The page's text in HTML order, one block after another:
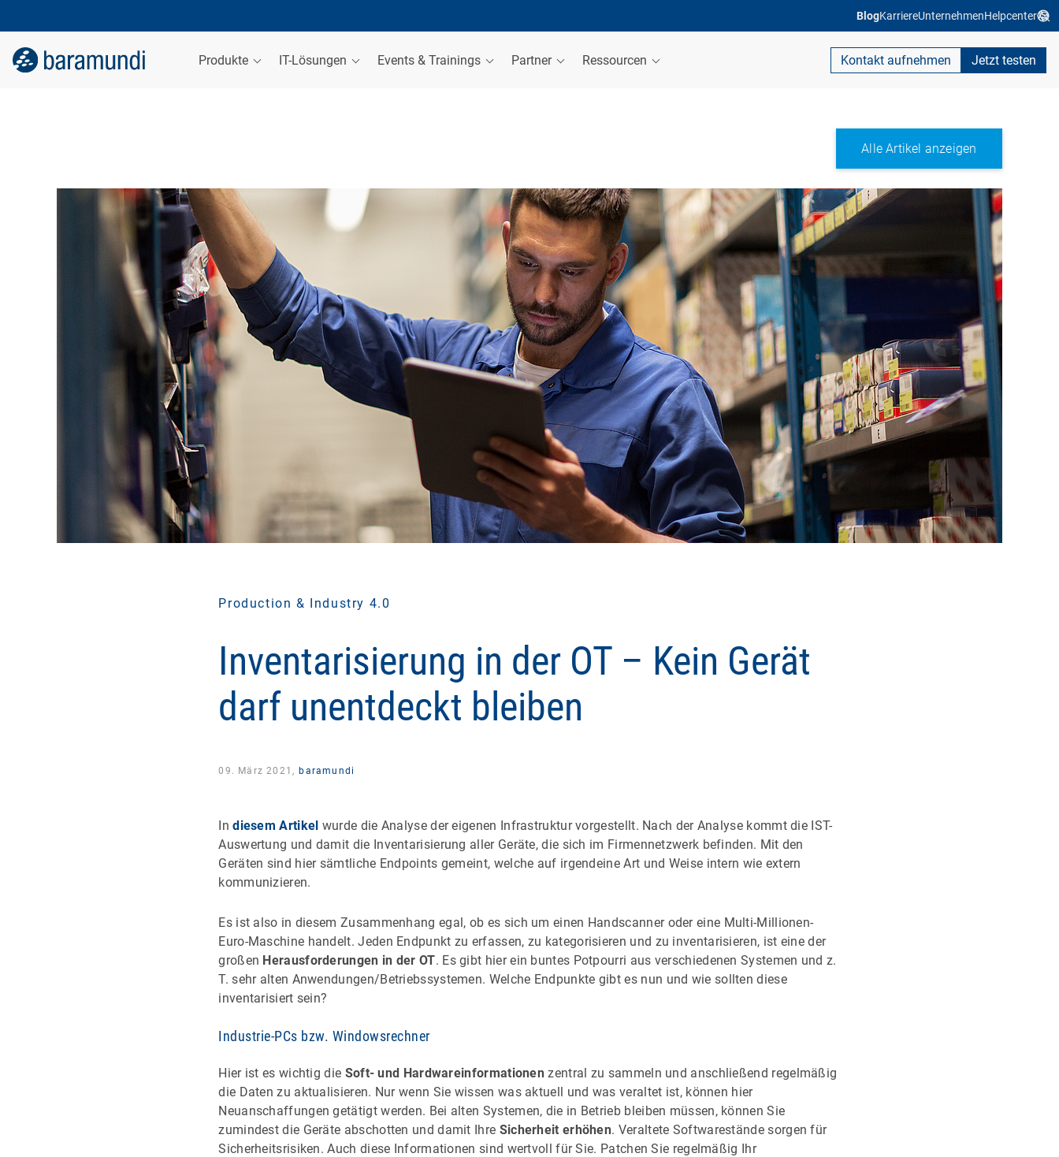
BlogKarriereUnternehmenHelpcenter
Produkte IT-Lösungen Events & Trainings Partner Ressourcen Kontakt aufnehmen Jetzt testen
Alle Artikel anzeigen
Production & Industry 4.0
Inventarisierung in der OT – Kein Gerät
darf unentdeckt bleiben
09. März 2021, baramundi
Indiesem Artikel wurde die Analyse der eigenen Infrastruktur vorgestellt. Nach der Analyse kommt die IST-
Auswertung und damit die Inventarisierung aller Geräte, die sich im Firmennetzwerk befinden. Mit den
Geräten sind hier sämtliche Endpoints gemeint, welche auf irgendeine Art und Weise intern wie extern
kommunizieren.
Es ist also in diesem Zusammenhang egal, ob es sich um einen Handscanner oder eine Multi-Millionen-
Euro-Maschine handelt. Jeden Endpunkt zu erfassen, zu kategorisieren und zu inventarisieren, ist eine der
großen Herausforderungen in der OT. Es gibt hier ein buntes Potpourri aus verschiedenen Systemen und z.
T. sehr alten Anwendungen/Betriebssystemen. Welche Endpunkte gibt es nun und wie sollten diese
inventarisiert sein?
Industrie-PCs bzw. Windowsrechner
Hier ist es wichtig die Soft- und Hardwareinformationen zentral zu sammeln und anschließend regelmäßig
die Daten zu aktualisieren. Nur wenn Sie wissen was aktuell und was veraltet ist, können hier
Neuanschaffungen getätigt werden. Bei alten Systemen, die in Betrieb bleiben müssen, können Sie
zumindest die Geräte abschotten und damit Ihre Sicherheit erhöhen. Veraltete Softwarestände sorgen für
Sicherheitsrisiken. Auch diese Informationen sind wertvoll für Sie. Patchen Sie regelmäßig Ihr